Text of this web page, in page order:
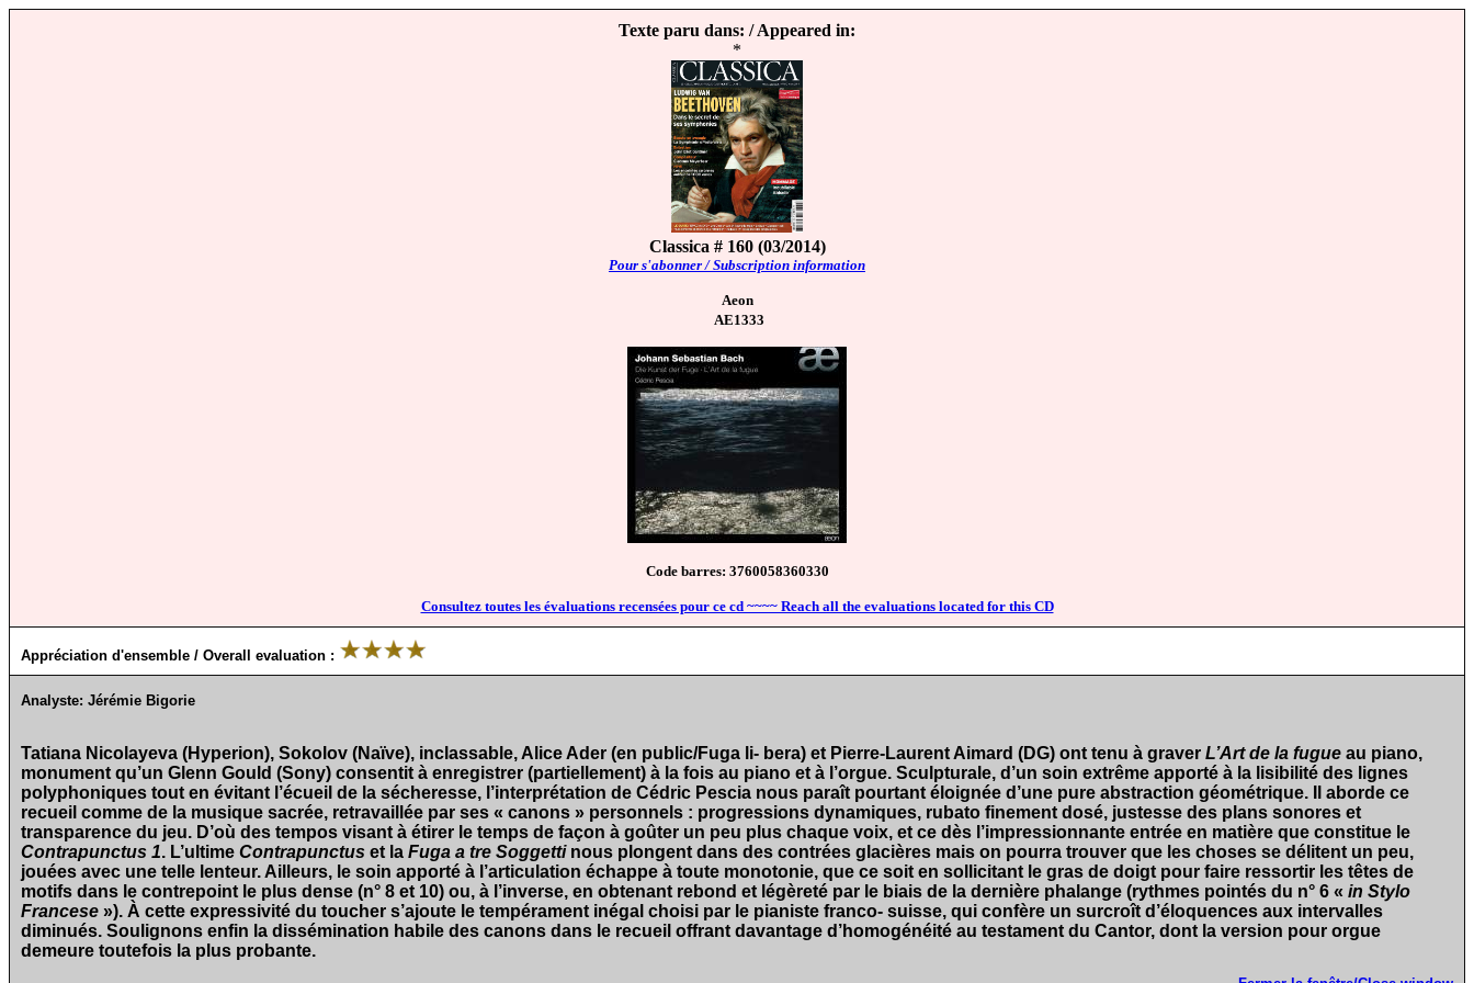
Texte paru dans: / Appeared in:
*
Classica # 160 (03/2014)
Pour s'abonner / Subscription information
Aeon
AE1333
Code barres: 3760058360330
Consultez toutes les évaluations recensées pour ce cd ~~~~ Reach all the evaluations located for this CD
Appréciation d'ensemble / Overall evaluation :
Analyste: Jérémie Bigorie
Tatiana Nicolayeva (Hyperion), Sokolov (Naïve), inclassable, Alice Ader (en public/Fuga li- bera) et Pierre-Laurent Aimard (DG) ont tenu à graver L’Art de la fugue au piano,
monument qu’un Glenn Gould (Sony) consentit à enregistrer (partiellement) à la fois au piano et à l’orgue. Sculpturale, d’un soin extrême apporté à la lisibilité des lignes
polyphoniques tout en évitant l’écueil de la sécheresse, l’interprétation de Cédric Pescia nous paraît pourtant éloignée d’une pure abstraction géométrique. Il aborde ce
recueil comme de la musique sacrée, retravaillée par ses « canons » personnels : progressions dynamiques, rubato finement dosé, justesse des plans sonores et
transparence du jeu. D’où des tempos visant à étirer le temps de façon à goûter un peu plus chaque voix, et ce dès l’impressionnante entrée en matière que constitue le
Contrapunctus 1. L’ultime Contrapunctus et la Fuga a tre Soggettinous plongent dans des contrées glacières mais on pourra trouver que les choses se délitent un peu,
jouées avec une telle lenteur. Ailleurs, le soin apporté à l’articulation échappe à toute monotonie, que ce soit en sollicitant le gras de doigt pour faire ressortir les têtes de
motifs dans le contrepoint le plus dense (n° 8 et 10) ou, à l’inverse, en obtenant rebond et légèreté par le biais de la dernière phalange (rythmes pointés du n° 6 « in Stylo
Francese »). À cette expressivité du toucher s’ajoute le tempérament inégal choisi par le pianiste franco- suisse, qui confère un surcroît d’éloquences aux intervalles
diminués. Soulignons enfin la dissémination habile des canons dans le recueil offrant davantage d’homogénéité au testament du Cantor, dont la version pour orgue
demeure toutefois la plus probante.